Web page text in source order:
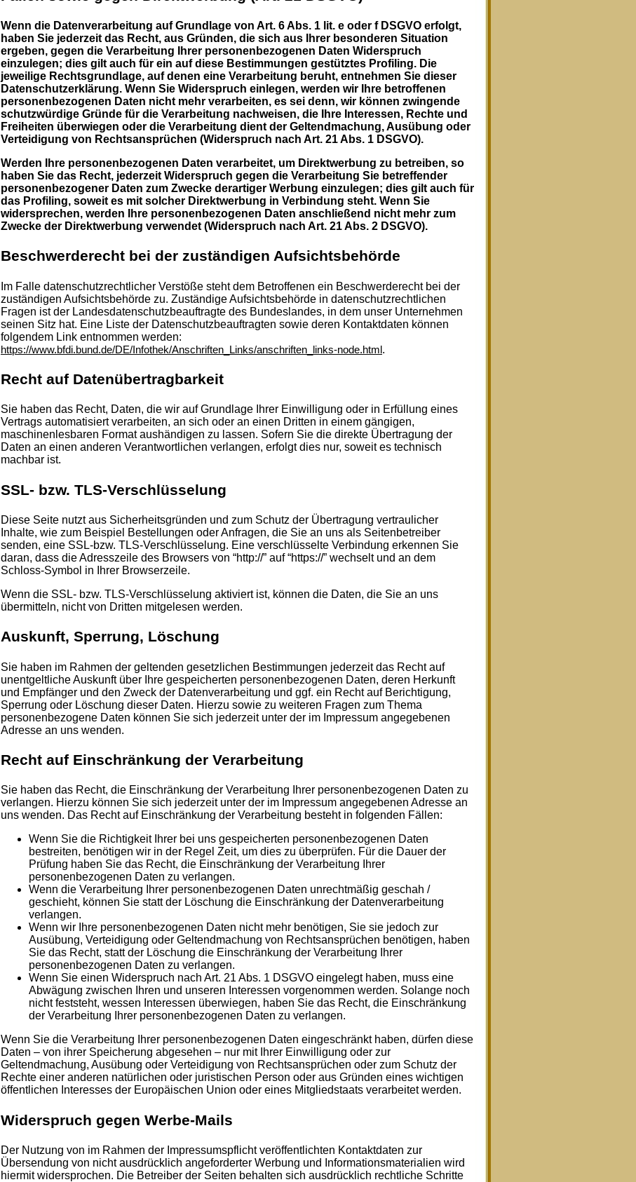
Wenn die Datenverarbeitung auf Grundlage von Art. 6 Abs. 1 lit. e oder f DSGVO erfolgt,
haben Sie jederzeit das Recht, aus Gründen, die sich aus Ihrer besonderen Situation
ergeben, gegen die Verarbeitung Ihrer personenbezogenen Daten Widerspruch
einzulegen; dies gilt auch für ein auf diese Bestimmungen gestütztes Profiling. Die
jeweilige Rechtsgrundlage, auf denen eine Verarbeitung beruht, entnehmen Sie dieser
Datenschutzerklärung. Wenn Sie Widerspruch einlegen, werden wir Ihre betroffenen
personenbezogenen Daten nicht mehr verarbeiten, es sei denn, wir können zwingende
schutzwürdige Gründe für die Verarbeitung nachweisen, die Ihre Interessen, Rechte und
Freiheiten überwiegen oder die Verarbeitung dient der Geltendmachung, Ausübung oder
Verteidigung von Rechtsansprüchen (Widerspruch nach Art. 21 Abs. 1 DSGVO).
Werden Ihre personenbezogenen Daten verarbeitet, um Direktwerbung zu betreiben, so
haben Sie das Recht, jederzeit Widerspruch gegen die Verarbeitung Sie betreffender
personenbezogener Daten zum Zwecke derartiger Werbung einzulegen; dies gilt auch für
das Profiling, soweit es mit solcher Direktwerbung in Verbindung steht. Wenn Sie
widersprechen, werden Ihre personenbezogenen Daten anschließend nicht mehr zum
Zwecke der Direktwerbung verwendet (Widerspruch nach Art. 21 Abs. 2 DSGVO).
Beschwerderecht bei der zuständigen Aufsichtsbehörde
Im Falle datenschutzrechtlicher Verstöße steht dem Betroffenen ein Beschwerderecht bei der
zuständigen Aufsichtsbehörde zu. Zuständige Aufsichtsbehörde in datenschutzrechtlichen
Fragen ist der Landesdatenschutzbeauftragte des Bundeslandes, in dem unser Unternehmen
seinen Sitz hat. Eine Liste der Datenschutzbeauftragten sowie deren Kontaktdaten können
folgendem Link entnommen werden:
https://www.bfdi.bund.de/DE/Infothek/Anschriften_Links/anschriften_links-node.html .
Recht auf Datenübertragbarkeit
Sie haben das Recht, Daten, die wir auf Grundlage Ihrer Einwilligung oder in Erfüllung eines
Vertrags automatisiert verarbeiten, an sich oder an einen Dritten in einem gängigen,
maschinenlesbaren Format aushändigen zu lassen. Sofern Sie die direkte Übertragung der
Daten an einen anderen Verantwortlichen verlangen, erfolgt dies nur, soweit es technisch
machbar ist.
SSL- bzw. TLS-Verschlüsselung
Diese Seite nutzt aus Sicherheitsgründen und zum Schutz der Übertragung vertraulicher
Inhalte, wie zum Beispiel Bestellungen oder Anfragen, die Sie an uns als Seitenbetreiber
senden, eine SSL-bzw. TLS-Verschlüsselung. Eine verschlüsselte Verbindung erkennen Sie
daran, dass die Adresszeile des Browsers von “http://” auf “https://” wechselt und an dem
Schloss-Symbol in Ihrer Browserzeile.
Wenn die SSL- bzw. TLS-Verschlüsselung aktiviert ist, können die Daten, die Sie an uns
übermitteln, nicht von Dritten mitgelesen werden.
Auskunft, Sperrung, Löschung
Sie haben im Rahmen der geltenden gesetzlichen Bestimmungen jederzeit das Recht auf
unentgeltliche Auskunft über Ihre gespeicherten personenbezogenen Daten, deren Herkunft
und Empfänger und den Zweck der Datenverarbeitung und ggf. ein Recht auf Berichtigung,
Sperrung oder Löschung dieser Daten. Hierzu sowie zu weiteren Fragen zum Thema
personenbezogene Daten können Sie sich jederzeit unter der im Impressum angegebenen
Adresse an uns wenden.
Recht auf Einschränkung der Verarbeitung
Sie haben das Recht, die Einschränkung der Verarbeitung Ihrer personenbezogenen Daten zu
verlangen. Hierzu können Sie sich jederzeit unter der im Impressum angegebenen Adresse an
uns wenden. Das Recht auf Einschränkung der Verarbeitung besteht in folgenden Fällen:
Wenn Sie die Richtigkeit Ihrer bei uns gespeicherten personenbezogenen Daten
bestreiten, benötigen wir in der Regel Zeit, um dies zu überprüfen. Für die Dauer der
Prüfung haben Sie das Recht, die Einschränkung der Verarbeitung Ihrer
personenbezogenen Daten zu verlangen.
Wenn die Verarbeitung Ihrer personenbezogenen Daten unrechtmäßig geschah /
geschieht, können Sie statt der Löschung die Einschränkung der Datenverarbeitung
verlangen.
Wenn wir Ihre personenbezogenen Daten nicht mehr benötigen, Sie sie jedoch zur
Ausübung, Verteidigung oder Geltendmachung von Rechtsansprüchen benötigen, haben
Sie das Recht, statt der Löschung die Einschränkung der Verarbeitung Ihrer
personenbezogenen Daten zu verlangen.
Wenn Sie einen Widerspruch nach Art. 21 Abs. 1 DSGVO eingelegt haben, muss eine
Abwägung zwischen Ihren und unseren Interessen vorgenommen werden. Solange noch
nicht feststeht, wessen Interessen überwiegen, haben Sie das Recht, die Einschränkung
der Verarbeitung Ihrer personenbezogenen Daten zu verlangen.
Wenn Sie die Verarbeitung Ihrer personenbezogenen Daten eingeschränkt haben, dürfen diese
Daten – von ihrer Speicherung abgesehen – nur mit Ihrer Einwilligung oder zur
Geltendmachung, Ausübung oder Verteidigung von Rechtsansprüchen oder zum Schutz der
Rechte einer anderen natürlichen oder juristischen Person oder aus Gründen eines wichtigen
öffentlichen Interesses der Europäischen Union oder eines Mitgliedstaats verarbeitet werden.
Widerspruch gegen Werbe-Mails
Der Nutzung von im Rahmen der Impressumspflicht veröffentlichten Kontaktdaten zur
Übersendung von nicht ausdrücklich angeforderter Werbung und Informationsmaterialien wird
hiermit widersprochen. Die Betreiber der Seiten behalten sich ausdrücklich rechtliche Schritte